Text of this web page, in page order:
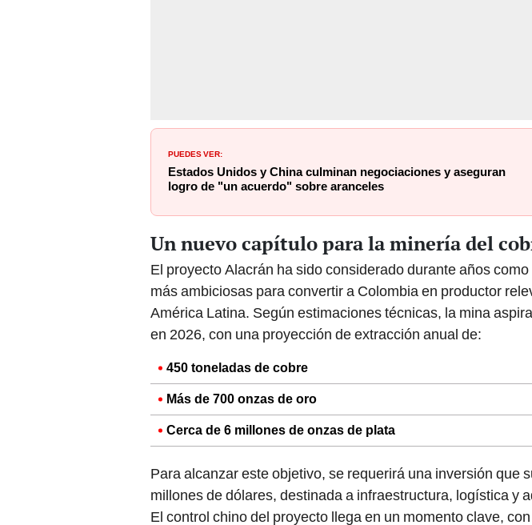
PUEDES VER:
Estados Unidos y China culminan negociaciones y aseguran
logro de "un acuerdo" sobre aranceles
Un nuevo capítulo para la minería del
El proyecto Alacrán ha sido considerado durante años
más ambiciosas para convertir a Colombia en productor
América Latina. Según estimaciones técnicas, la mina aspira
en 2026, con una proyección de extracción anual de:
millones de dólares, destinada a infraestructura, logística y
El control chino del proyecto llega en un momento clave,
consolidándose como un recurso estratégico global ante el